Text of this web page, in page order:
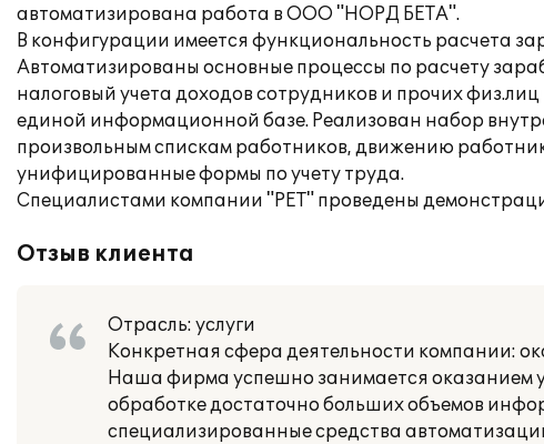
автоматизирована работа в ООО "НОРД БЕТА".
В конфигурации имеется функциональность расчета
Автоматизированы основные процессы по расчету
налоговый учета доходов сотрудников и прочих
единой информационной базе. Реализован набор
произвольным спискам работников, движению
унифицированные формы по учету труда.
Специалистами компании "РЕТ" проведены
Отзыв клиента
Отрасль: услуги
Конкретная сфера деятельности компании:
Наша фирма успешно занимается оказанием
обработке достаточно больших объемов
специализированные средства